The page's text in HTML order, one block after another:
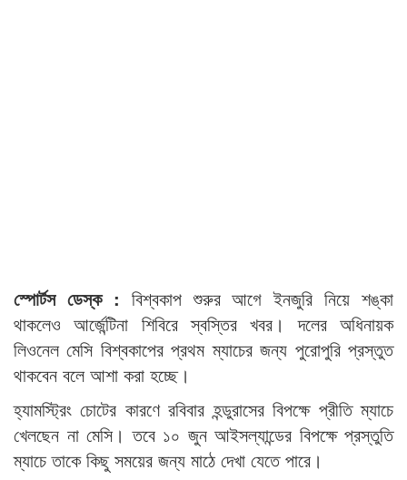
স্পোর্টস ডেস্ক : বিশ্বকাপ শুরুর আগে ইনজুরি নিয়ে শঙ্কা
থাকলেও আর্জেন্টিনা শিবিরে স্বস্তির খবর। দলের অধিনায়ক
লিওনেল মেসি বিশ্বকাপের প্রথম ম্যাচের জন্য পুরোপুরি প্রস্তুত
থাকবেন বলে আশা করা হচ্ছে।
হ্যামস্ট্রিং চোটের কারণে রবিবার হন্ডুরাসের বিপক্ষে প্রীতি ম্যাচে
খেলছেন না মেসি। তবে ১০ জুন আইসল্যান্ডের বিপক্ষে প্রস্তুতি
ম্যাচে তাকে কিছু সময়ের জন্য মাঠে দেখা যেতে পারে।